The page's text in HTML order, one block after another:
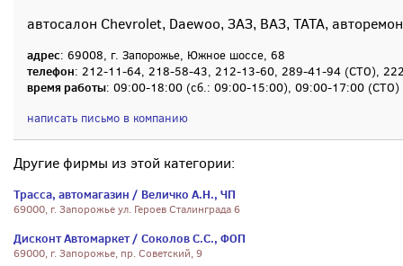
автосалон Chevrolet, Daewoo, ЗАЗ, ВАЗ, TATA,
адрес: 69008, г. Запорожье, Южное шоссе, 68
телефон: 212-11-64, 218-58-43, 212-13-60, 289-41-94 (СТО),
время работы: 09:00-18:00 (сб.: 09:00-15:00), 09:00-17:00 (СТО)
написать письмо в компанию
Другие фирмы из этой категории:
Трасса, автомагазин / Величко А.Н., ЧП
69000, г. Запорожье ул. Героев Сталинграда 6
Дисконт Автомаркет / Соколов С.С., ФОП
69000, г. Запорожье, пр. Советский, 9